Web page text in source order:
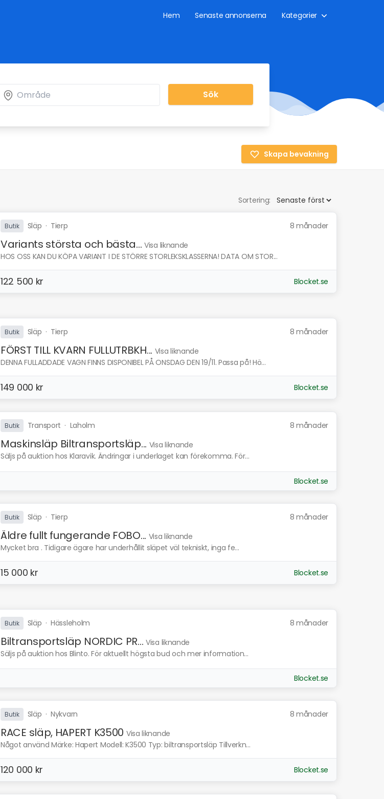
Hem Senaste annonserna Kategorier
Sök
Skapa bevakning
Sortering:
Butik Släp · Tierp 8 månader
Variants största och bästa... Visa liknande
HOS OSS KAN DU KÖPA VARIANT I DE STÖRRE STORLEKSKLASSERNA! DATA OM STOR...
122 500 kr Blocket.se
Butik Släp · Tierp 8 månader
FÖRST TILL KVARN FULLUTRBKH... Visa liknande
DENNA FULLADDADE VAGN FINNS DISPONIBEL PÅ ONSDAG DEN 19/11. Passa på! Hö...
149 000 kr Blocket.se
Butik Transport · Laholm 8 månader
Maskinsläp Biltransportsläp... Visa liknande
Säljs på auktion hos Klaravik. Ändringar i underlaget kan förekomma. För...
Blocket.se
Butik Släp · Tierp 8 månader
Äldre fullt fungerande FOBO... Visa liknande
Mycket bra . Tidigare ägare har underhållit släpet väl tekniskt, inga fe...
15 000 kr Blocket.se
Butik Släp ·Hässleholm 8 månader
Biltransportsläp NORDIC PR... Visa liknande
Säljs på auktion hos Blinto. För aktuellt högsta bud och mer information...
Blocket.se
Butik Släp ·Nykvarn 8 månader
RACE släp, HAPERT K3500 Visa liknande
Något använd Märke: Hapert Modell: K3500 Typ: biltransportsläp Tillverkn...
120 000 kr Blocket.se